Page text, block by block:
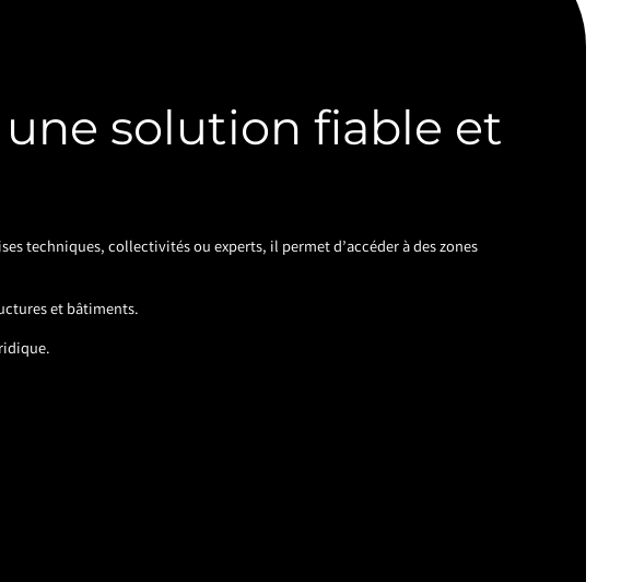
solution fiable et
techniques, collectivités ou experts, il permet d’accéder à des zones
et bâtiments.